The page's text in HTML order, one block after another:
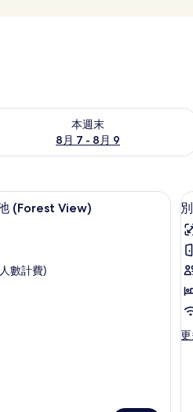
本週末
8月 7 - 8月 9
本週末 (8月 7 - 8月 9) 的供應情況
迷你吧、客房內保險箱、書桌、遮光布/
(Forest View)
數計費)
2
臥
更